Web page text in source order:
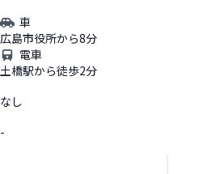
車
広島市役所から8分
電車
土橋駅から徒歩2分
なし
-